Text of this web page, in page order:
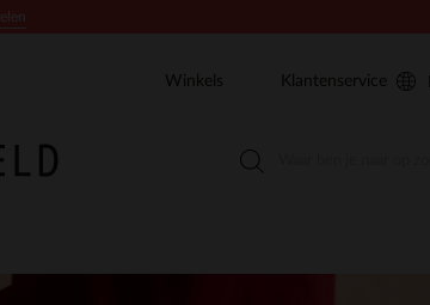
Winkels Klantenservice